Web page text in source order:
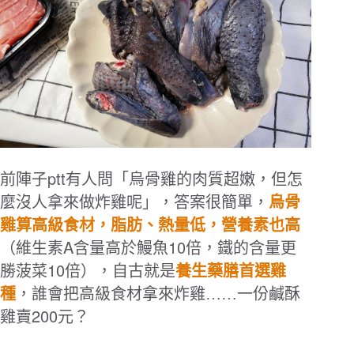
前陣子ptt有人問「烏骨雞的肉質超嫩，但怎
麼沒人拿來做炸雞呢」，答案很簡單， 烏骨
雞算高級食材，脂肪、熱量低，營養素也高
（維生素A含量高於鰻魚10倍，鐵的含量更
勝菠菜10倍），自古就是養生藥膳首選雞
種 ，誰會把高級食材拿來炸雞……一份鹹酥
雞賣200元？